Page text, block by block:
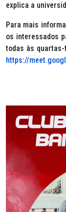
explica a
Para mais
os interessados
todas às
https://